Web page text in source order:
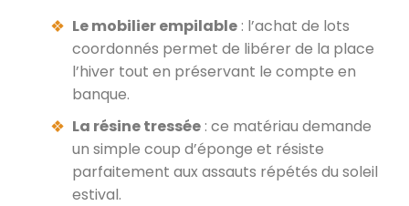
Le mobilier empilable : l’achat de lots
coordonnés permet de libérer de la place
l’hiver tout en préservant le compte en
banque.
La résine tressée : ce matériau demande
un simple coup d’éponge et résiste
parfaitement aux assauts répétés du soleil
estival.